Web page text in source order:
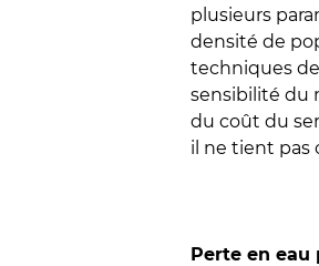
plusieurs
densité de
techniques
sensibilité du
du coût du
il ne tient pas
Perte en eau